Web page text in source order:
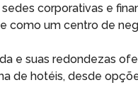
corporativas e
como um centro de
e suas redondezas
de hotéis, desde